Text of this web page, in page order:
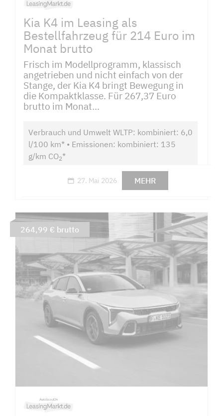
Kia K4 im Leasing als
Bestellfahrzeug für 214 Euro im
Monat brutto
Frisch im Modellprogramm, klassisch
angetrieben und nicht einfach von der
Stange, der Kia K4 bringt Bewegung in
die Kompaktklasse. Für 267,37 Euro
brutto im Monat...
Verbrauch und Umwelt WLTP: kombiniert: 6,0
l/100 km* • Emissionen: kombiniert: 135
g/km CO2*
27. Mai 2026 MEHR
264,99 € brutto